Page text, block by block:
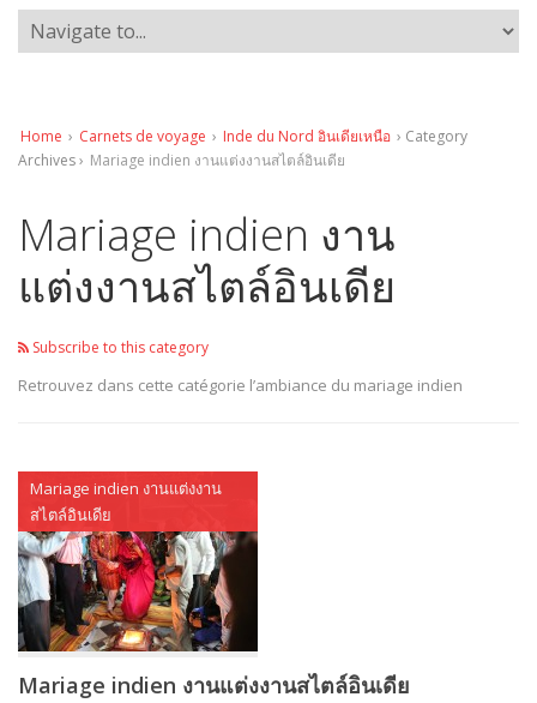
Home › Carnets de voyage › Inde du Nord อินเดียเหนือ › Category
Archives › Mariage indien งานแต่งงานสไตล์อินเดีย
Mariage indien งาน
แต่งงานสไตล์อินเดีย
Subscribe to this category
Retrouvez dans cette catégorie l’ambiance du mariage indien
Mariage indien งานแต่งงาน
สไตล์อินเดีย
Mariage indien งานแต่งงานสไตล์อินเดีย